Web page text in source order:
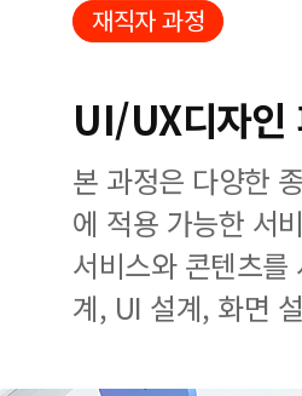
재직자 과정
UI/UX디자인
본 과정은 다양한
에 적용 가능한 서
서비스와 콘텐츠
계, UI 설계, 화면